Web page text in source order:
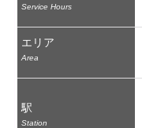
Service Hours
エリア
Area
駅
Station